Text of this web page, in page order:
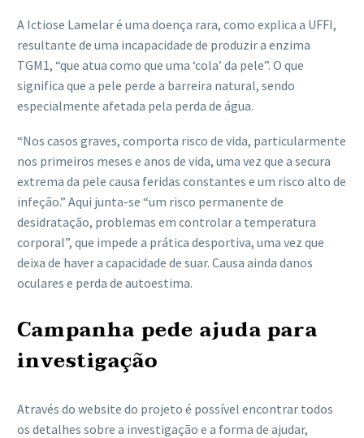
A Ictiose Lamelar é uma doença rara, como explica a UFFI,
resultante de uma incapacidade de produzir a enzima
TGM1, “que atua como que uma ‘cola’ da pele”. O que
significa que a pele perde a barreira natural, sendo
especialmente afetada pela perda de água.
“Nos casos graves, comporta risco de vida, particularmente
nos primeiros meses e anos de vida, uma vez que a secura
extrema da pele causa feridas constantes e um risco alto de
infeção.” Aqui junta-se “um risco permanente de
desidratação, problemas em controlar a temperatura
corporal”, que impede a prática desportiva, uma vez que
deixa de haver a capacidade de suar. Causa ainda danos
oculares e perda de autoestima.
Campanha pede ajuda para
investigação
Através do website do projeto é possível encontrar todos
os detalhes sobre a investigação e a forma de ajudar,